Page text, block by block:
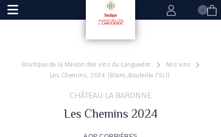
0
Boutique de la Maison des vins du Languedoc
Nos vins
Les Chemins, 2024 (Blanc,Bouteille 75cl)
CHÂTEAU LA BARONNE
Les Chemins 2024